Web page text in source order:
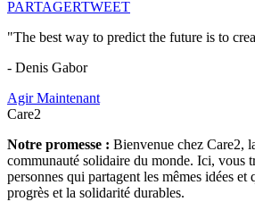
PARTAGERTWEET
"The best way to predict the future is to
- Denis Gabor
Agir Maintenant
Care2
Notre promesse : Bienvenue chez Care2,
communauté solidaire du monde. Ici, vous
personnes qui partagent les mêmes idées
progrès et la solidarité durables.